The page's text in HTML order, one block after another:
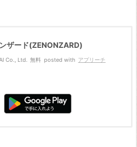
ザード(ZENONZARD)
Co., Ltd. 無料 posted with アプリーチ